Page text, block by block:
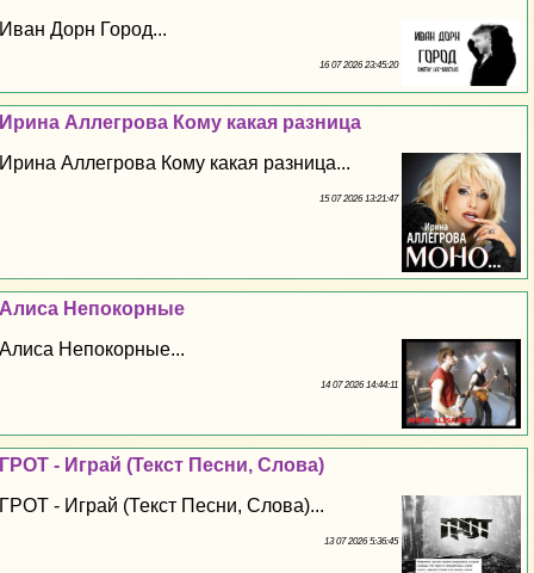
Иван Дорн Город...
16 07 2026 23:45:20
Ирина Аллегрова Кому какая разница
Ирина Аллегрова Кому какая разница...
15 07 2026 13:21:47
Алиса Непокорные
Алиса Непокорные...
14 07 2026 14:44:11
ГРОТ - Играй (Текст Песни, Слова)
ГРОТ - Играй (Текст Песни, Слова)...
13 07 2026 5:36:45